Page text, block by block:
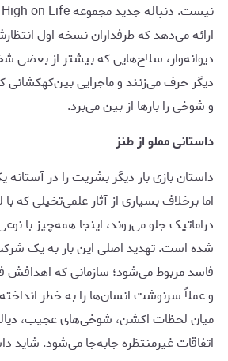
ارائه می‌دهد که طرفداران نسخه اول
دیوانه‌وار، سلاح‌هایی که بیشتر از
دیگر حرف می‌زنند و ماجرایی بین‌کهکشانی
و شوخی را بارها از بین می‌برد.
داستانی مملو از طنز
داستان بازی بار دیگر بشریت را در
اما برخلاف بسیاری از آثار علمی‌تخیلی که
دراماتیک جلو می‌روند، اینجا همه‌چیز با
شده است. تهدید اصلی این بار به یک
فاسد مربوط می‌شود؛ سازمانی که اهدافش
و عملاً سرنوشت انسان‌ها را به خطر
میان لحظات اکشن، شوخی‌های عجیب،
اتفاقات غیرمنتظره جابه‌جا می‌شود. شاید